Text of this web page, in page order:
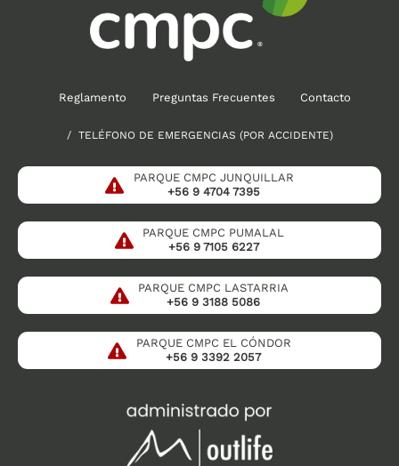
Reglamento Preguntas Frecuentes Contacto
/ TELÉFONO DE EMERGENCIAS (POR ACCIDENTE)
PARQUE CMPC JUNQUILLAR
+56 9 4704 7395
PARQUE CMPC PUMALAL
+56 9 7105 6227
PARQUE CMPC LASTARRIA
+56 9 3188 5086
PARQUE CMPC EL CÓNDOR
+56 9 3392 2057